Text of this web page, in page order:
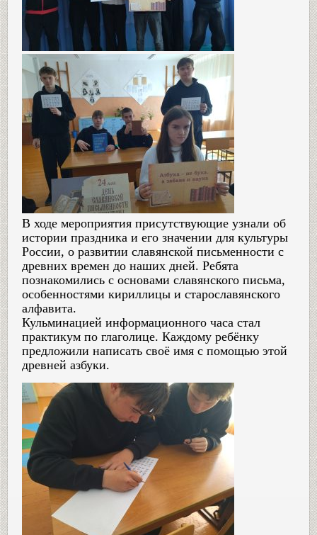
В ходе мероприятия присутствующие узнали об
истории праздника и его значении для культуры
России, о развитии славянской письменности с
древних времен до наших дней. Ребята
познакомились с основами славянского письма,
особенностями кириллицы и старославянского
алфавита.
Кульминацией информационного часа стал
практикум по глаголице. Каждому ребёнку
предложили написать своё имя с помощью этой
древней азбуки.